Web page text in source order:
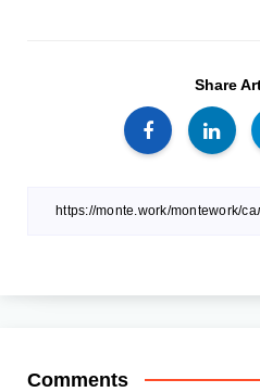
Share
Comments